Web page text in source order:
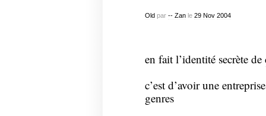
Oldpar -- Zanle 29 Nov 2004
en fait l’identité secrète de
c’est d’avoir une
genres